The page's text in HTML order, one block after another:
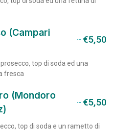
(Campari
€5,50
top di soda ed una
fresca
(Mondoro
€5,50
top di soda e un rametto di